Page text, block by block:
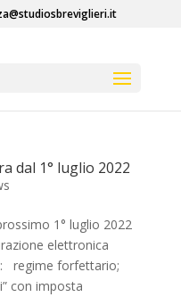
dal 1° luglio 2022
1° luglio 2022
elettronica
regime forfettario;
con imposta